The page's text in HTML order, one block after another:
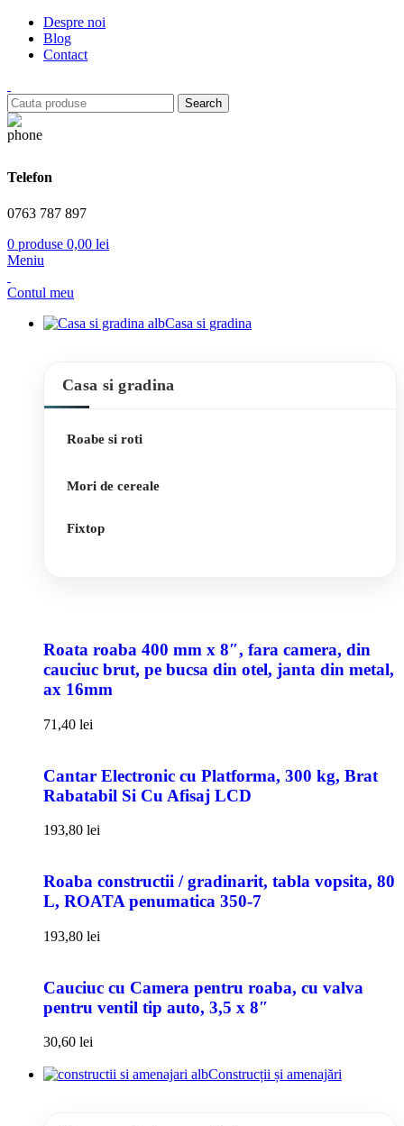
Despre noi
Blog
Contact
Search
Telefon
0763 787 897
0 produse 0,00 lei
Meniu
Contul meu
Casa si gradina
Casa si gradina
Roabe si roti
Mori de cereale
Fixtop
Roata roaba 400 mm x 8″, fara camera, din
cauciuc brut, pe bucsa din otel, janta din metal,
ax 16mm
71,40 lei
Cantar Electronic cu Platforma, 300 kg, Brat
Rabatabil Si Cu Afisaj LCD
193,80 lei
Roaba constructii / gradinarit, tabla vopsita, 80
L, ROATA penumatica 350-7
193,80 lei
Cauciuc cu Camera pentru roaba, cu valva
pentru ventil tip auto, 3,5 x 8″
30,60 lei
Construcții și amenajări